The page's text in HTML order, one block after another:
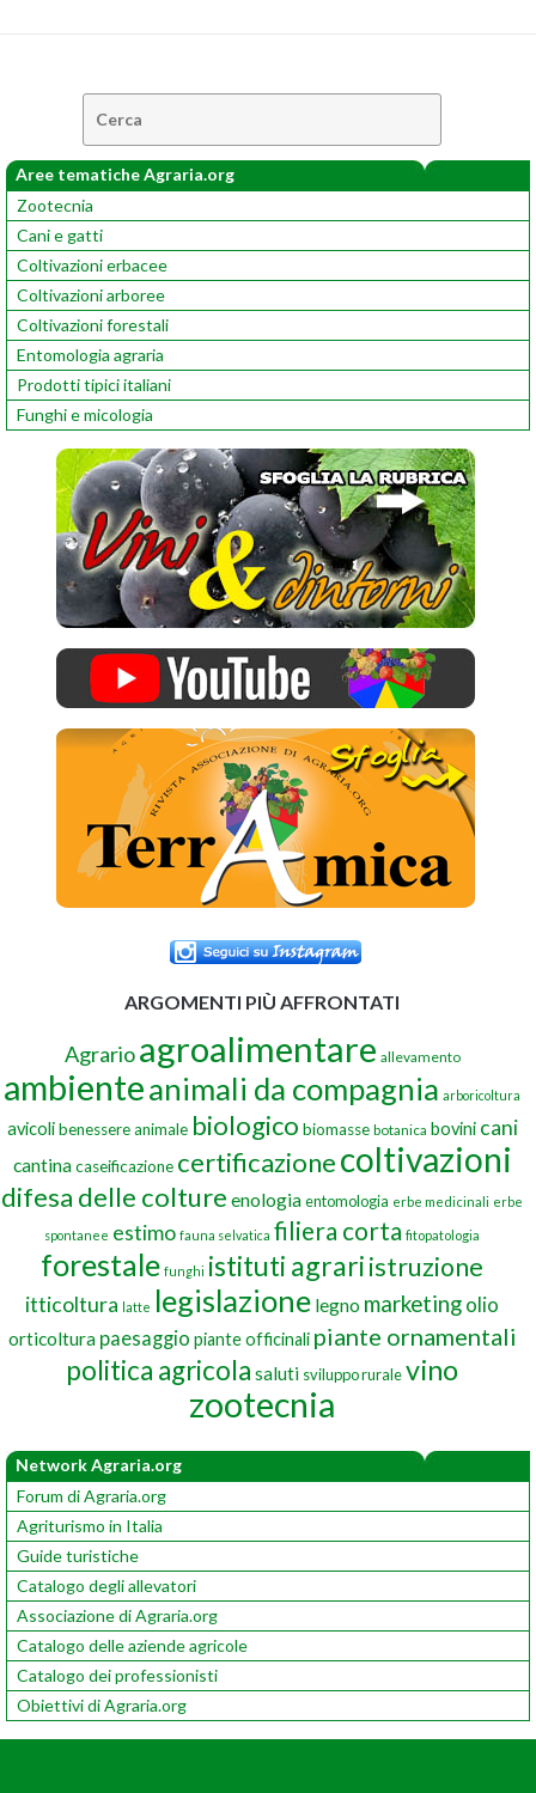
Aree tematiche Agraria.org
Zootecnia
Cani e gatti
Coltivazioni erbacee
Coltivazioni arboree
Coltivazioni forestali
Entomologia agraria
Prodotti tipici italiani
Funghi e micologia
ARGOMENTI PIÙ AFFRONTATI
Agrario agroalimentare allevamento
ambienteanimali da compagnia arboricoltura
avicoli benessere animale biologico biomasse botanica bovini cani
cantina caseificazione certificazionecoltivazioni
difesa delle colture enologiaentomologia erbe medicinali erbe
spontanee estimo fauna selvatica filiera corta fitopatologia
forestale funghi istituti agrariistruzione
itticoltura latte legislazione legno marketingolio
orticoltura paesaggio piante officinali piante ornamentali
politica agricola saluti sviluppo ruralevino
zootecnia
Network Agraria.org
Forum di Agraria.org
Agriturismo in Italia
Guide turistiche
Catalogo degli allevatori
Associazione di Agraria.org
Catalogo delle aziende agricole
Catalogo dei professionisti
Obiettivi di Agraria.org